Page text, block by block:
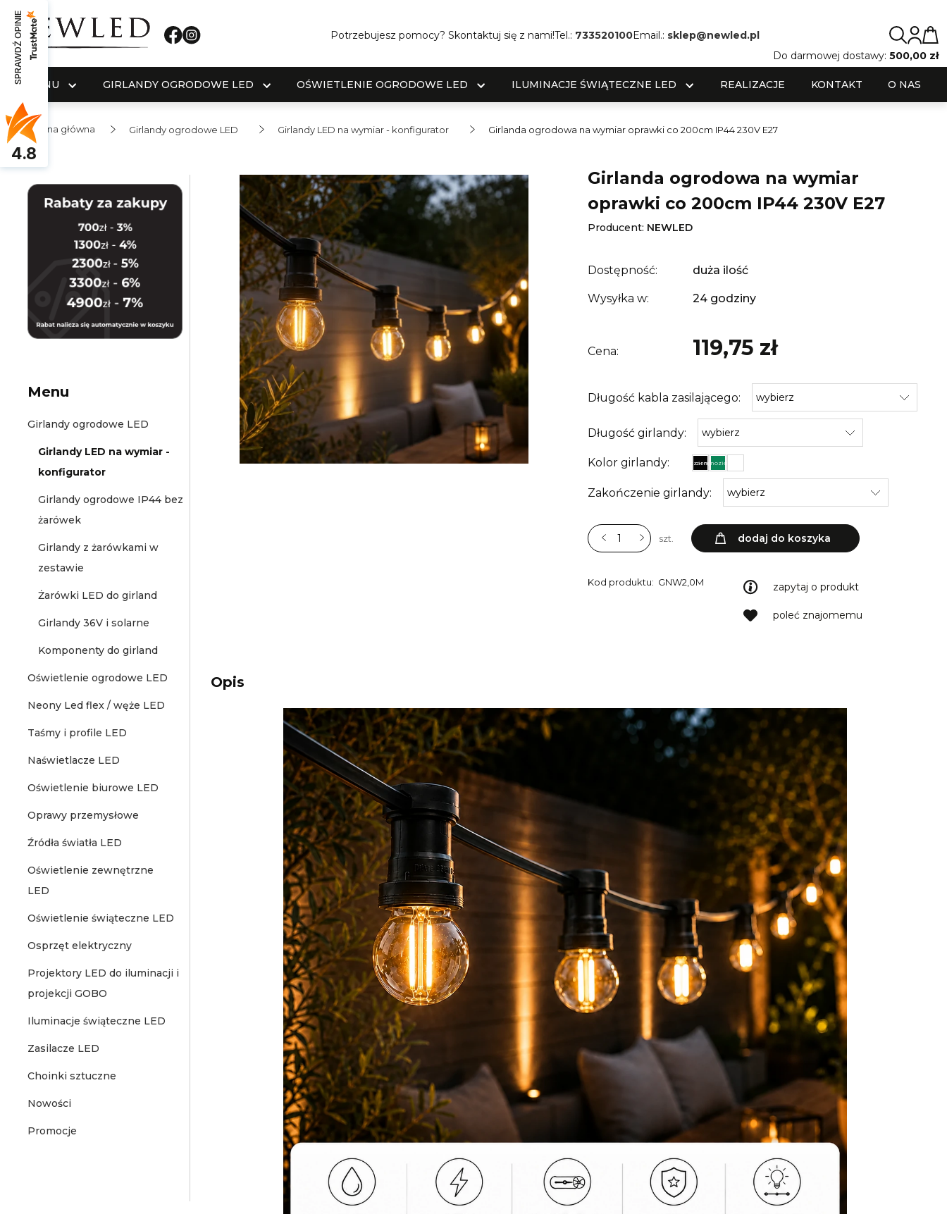
Potrzebujesz pomocy? Skontaktuj się z nami!Tel.: 733520100Email.: sklep@newled.pl
Do darmowej dostawy: 500,00 zł
MENU GIRLANDY OGRODOWE LED OŚWIETLENIE OGRODOWE LED ILUMINACJE ŚWIĄTECZNE LED REALIZACJE KONTAKT O NAS
Strona główna Girlandy ogrodowe LED Girlandy LED na wymiar - konfigurator Girlanda ogrodowa na wymiar oprawki co 200cm IP44 230V E27
Menu
Girlandy ogrodowe LED
Girlandy LED na wymiar -
konfigurator
Girlandy ogrodowe IP44 bez
żarówek
Girlandy z żarówkami w
zestawie
Żarówki LED do girland
Girlandy 36V i solarne
Komponenty do girland
Oświetlenie ogrodowe LED
Neony Led flex / węże LED
Taśmy i profile LED
Naświetlacze LED
Oświetlenie biurowe LED
Oprawy przemysłowe
Źródła światła LED
Oświetlenie zewnętrzne
LED
Oświetlenie świąteczne LED
Osprzęt elektryczny
Projektory LED do iluminacji i
projekcji GOBO
Iluminacje świąteczne LED
Zasilacze LED
Choinki sztuczne
Nowości
Promocje
Girlanda ogrodowa na wymiar
oprawki co 200cm IP44 230V E27
Producent: NEWLED
Dostępność: duża ilość
Wysyłka w: 24 godziny
Cena: 119,75 zł
Długość kabla zasilającego:
Długość girlandy:
Kolor girlandy: czarny
ciemnozielony
Zakończenie girlandy:
szt. dodaj do koszyka
Kod produktu: GNW2,0M zapytaj o produkt
poleć znajomemu
Opis
SPRAWDŹ OPINIE
4.8